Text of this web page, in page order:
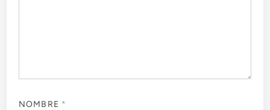
NOMBRE *